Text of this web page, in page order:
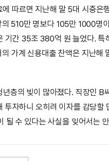
따르면 지난해 말 5대 시중은
510만 명보다 105만 1000명
기간 35조 380억 원 늘었다. 특
가계 신용대출 잔액은 지난해
층의 빚이 많아졌다. 직장인 B
투자하니 오히려 이자를 감당할
될 수 있다는 사실을 잊어서는